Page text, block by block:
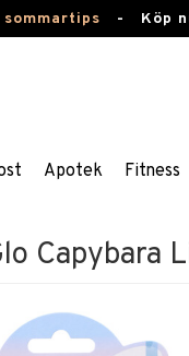
- Köp
Apotek Fitness
Capybara